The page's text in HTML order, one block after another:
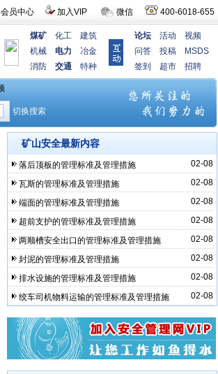
会员中心 加入VIP 微信 400-6018-655
煤矿 化工
建筑
机械
电力
冶金
消防
交通 特种
论坛 活动
视频
问答
投稿
MSDS
签到
超市 招聘
矿山安全最新内容
02-08
落后顶板的管理标准及管理措施
02-08
瓦斯的管理标准及管理措施
02-08
端面的管理标准及管理措施
02-08
超前支护的管理标准及管理措施
02-08
两顺槽安全出口的管理标准及管理措施
02-08
封泥的管理标准及管理措施
02-08
排水设施的管理标准及管理措施
02-08
绞车司机物料运输的管理标准及管理措施